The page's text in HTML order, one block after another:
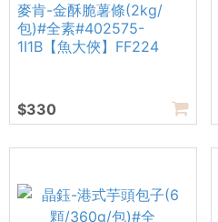
麥肯-金酥脆薯條(2kg/
包)#全素#402575-
1I1B【魚大俠】FF224
$330